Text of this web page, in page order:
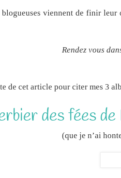
viennent de finir leur
Rendez vous
de cet article pour citer mes 3
des fées
(que je n’ai